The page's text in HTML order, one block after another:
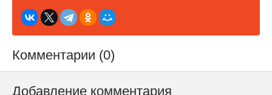
Комментарии (0)
Добавление комментария